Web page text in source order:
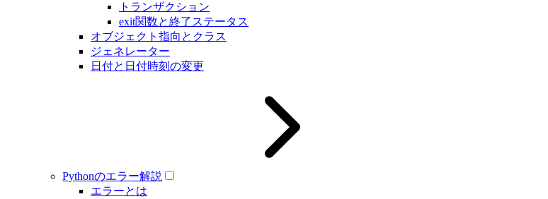
トランザクション
exit関数と終了ステータス
オブジェクト指向とクラス
ジェネレーター
日付と日付時刻の変更
Pythonのエラー解説
エラーとは